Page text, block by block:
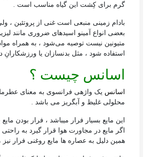
گرم برای کِشت این گیاه مناسب است .
بادام زمینی منبعی است غنی از پروتئین ،
بعضی انواع آمینو اسیدهای ضروری مانند
متیونین نیست توصیه می‌شود ، به همراه
استفاده شود ، مثل بدنسازان یا ورزشکارانِ
اسانس چیست ؟
اسانس یک واژه­ی فرانسوی به معنای
محلولی غلیظ و آبگریز می ­باشد .
این مایع بسیار فرار می­باشد ، فرار بودن
اگر مایع در مجاورت هوا قرار گیرد به راحتی
همین دلیل به عصاره­ ها مایع روغنی فرار نیز